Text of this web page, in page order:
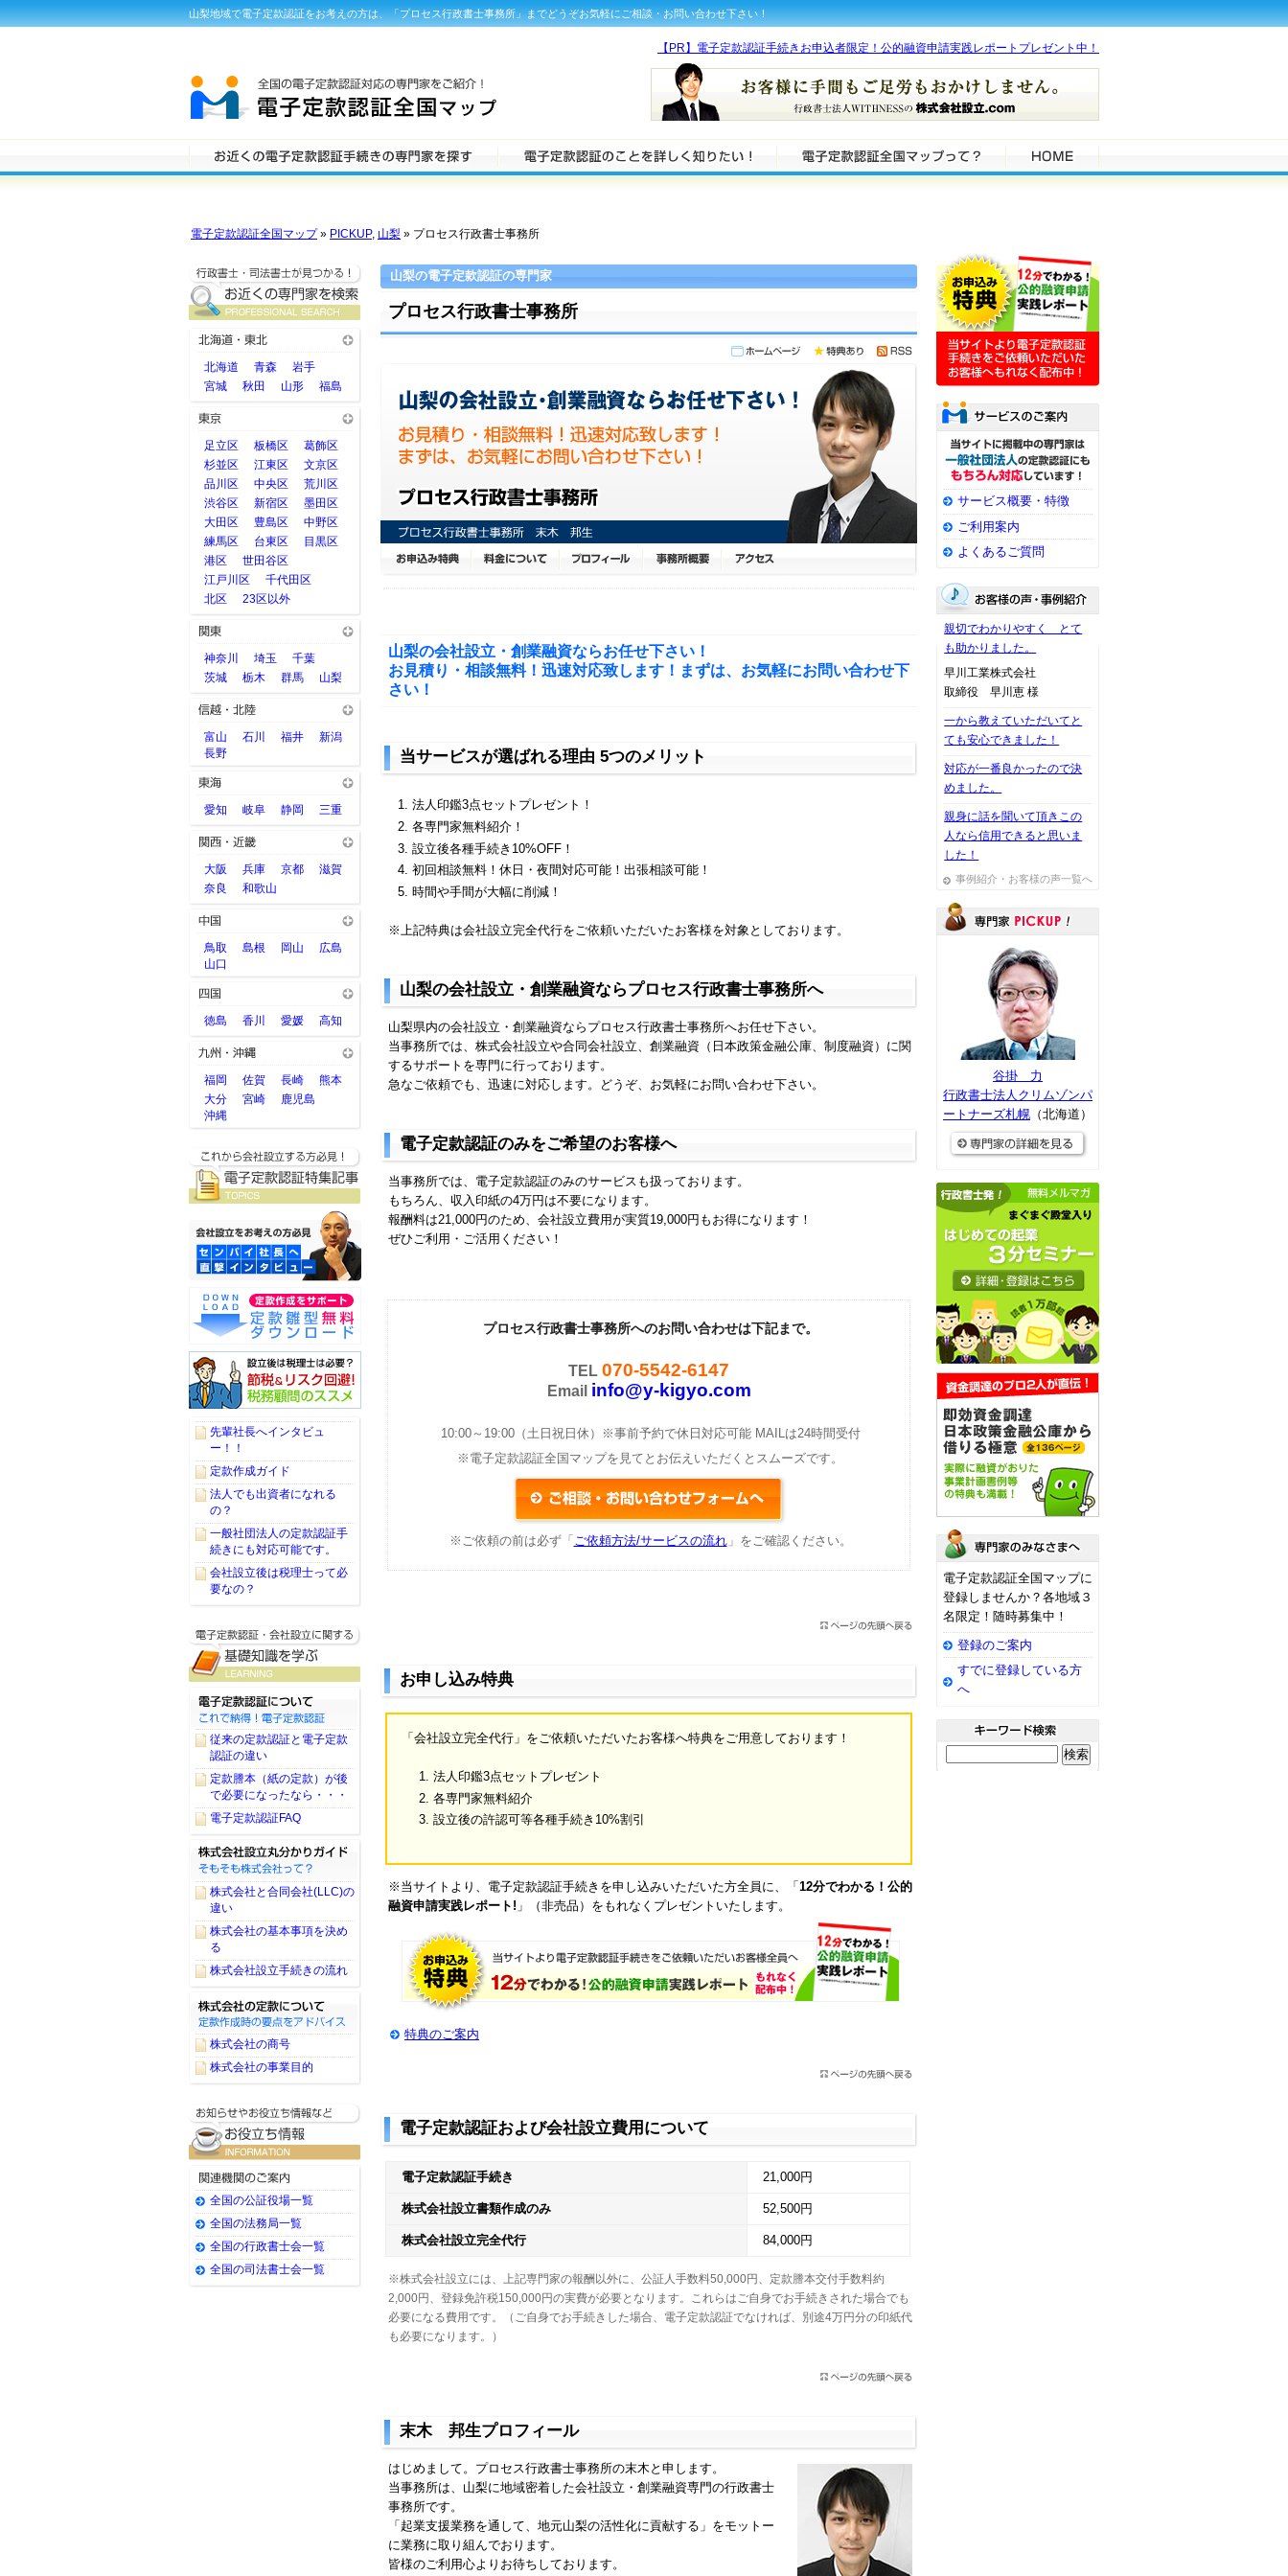
山梨地域で電子定款認証をお考えの方は、「プロセス行政書士事務所」までどうぞお気軽にご相談・お問い合わせ下さい！
電子定款認証全国マップ» PICKUP, 山梨 » プロセス行政書士事務所
山梨の電子定款認証の専門家
プロセス行政書士事務所
山梨の会社設立・創業融資ならお任せ下さい！
お見積り・相談無料！迅速対応致します！まずは、お気軽にお問い合わせ下
さい！
当サービスが選ばれる理由 5つのメリット
法人印鑑3点セットプレゼント！
各専門家無料紹介！
設立後各種手続き10%OFF！
初回相談無料！休日・夜間対応可能！出張相談可能！
時間や手間が大幅に削減！
※上記特典は会社設立完全代行をご依頼いただいたお客様を対象としております。
山梨の会社設立・創業融資ならプロセス行政書士事務所へ
山梨県内の会社設立・創業融資ならプロセス行政書士事務所へお任せ下さい。
当事務所では、株式会社設立や合同会社設立、創業融資（日本政策金融公庫、制度融資）に関
するサポートを専門に行っております。
急なご依頼でも、迅速に対応します。どうぞ、お気軽にお問い合わせ下さい。
電子定款認証のみをご希望のお客様へ
当事務所では、電子定款認証のみのサービスも扱っております。
もちろん、収入印紙の4万円は不要になります。
報酬料は21,000円のため、会社設立費用が実質19,000円もお得になります！
ぜひご利用・ご活用ください！
プロセス行政書士事務所へのお問い合わせは下記まで。
TEL 070-5542-6147
Email info@y-kigyo.com
10:00～19:00（土日祝日休）※事前予約で休日対応可能 MAILは24時間受付
※電子定款認証全国マップを見てとお伝えいただくとスムーズです。
※ご依頼の前は必ず「 ご依頼方法/サービスの流れ」をご確認ください。
お申し込み特典
「会社設立完全代行」をご依頼いただいたお客様へ特典をご用意しております！
法人印鑑3点セットプレゼント
各専門家無料紹介
設立後の許認可等各種手続き10%割引
※当サイトより、電子定款認証手続きを申し込みいただいた方全員に、「 12分でわかる！公的
融資申請実践レポート! 」（非売品）をもれなくプレゼントいたします。
特典のご案内
電子定款認証および会社設立費用について
電子定款認証手続き 21,000円
株式会社設立書類作成のみ 52,500円
株式会社設立完全代行 84,000円
※株式会社設立には、上記専門家の報酬以外に、公証人手数料50,000円、定款謄本交付手数料約
2,000円、登録免許税150,000円の実費が必要となります。これらはご自身でお手続きされた場合でも
必要になる費用です。（ご自身でお手続きした場合、電子定款認証でなければ、別途4万円分の印紙代
も必要になります。）
末木 邦生プロフィール
はじめまして。プロセス行政書士事務所の末木と申します。
当事務所は、山梨に地域密着した会社設立・創業融資専門の行政書士
事務所です。
「起業支援業務を通して、地元山梨の活性化に貢献する」をモットー
に業務に取り組んでおります。
皆様のご利用心よりお待ちしております。
北海道 青森
岩手
宮城
秋田 山形 福島
足立区 板橋区
葛飾区
杉並区
江東区
文京区
品川区
中央区
荒川区
渋谷区
新宿区
墨田区
大田区
豊島区
中野区
練馬区
台東区
目黒区
港区
世田谷区
江戸川区
千代田区
北区
23区以外
神奈川 埼玉
千葉
茨城
栃木 群馬 山梨
富山 石川 福井
新潟
長野
愛知 岐阜 静岡 三重
大阪 兵庫 京都
滋賀
奈良
和歌山
鳥取 島根 岡山
広島
山口
徳島 香川 愛媛 高知
福岡 佐賀 長崎
熊本
大分
宮崎
鹿児島
沖縄
先輩社長へインタビュ
ー！！
定款作成ガイド
法人でも出資者になれる
の？
一般社団法人の定款認証手
続きにも対応可能です。
会社設立後は税理士って必
要なの？
従来の定款認証と電子定款
認証の違い
定款謄本（紙の定款）が後
で必要になったなら・・・
電子定款認証FAQ
株式会社と合同会社(LLC)の
違い
株式会社の基本事項を決め
る
株式会社設立手続きの流れ
株式会社の商号
株式会社の事業目的
全国の公証役場一覧
全国の法務局一覧
全国の行政書士会一覧
全国の司法書士会一覧
サービス概要・特徴
ご利用案内
よくあるご質問
親切でわかりやすく とて
も助かりました。
早川工業株式会社
取締役 早川恵 様
一から教えていただいてと
ても安心できました！
対応が一番良かったので決
めました。
親身に話を聞いて頂きこの
人なら信用できると思いま
した！
事例紹介・お客様の声一覧へ
谷掛 力
行政書士法人クリムゾンパ
ートナーズ札幌 （北海道）
電子定款認証全国マップに
登録しませんか？各地域３
名限定！随時募集中！
登録のご案内
すでに登録している方
へ
【PR】電子定款認証手続きお申込者限定！公的融資申請実践レポートプレゼント中！